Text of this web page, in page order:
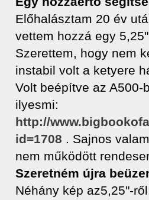
Előhalásztam 20 év
vettem hozzá egy
Szerettem, hogy nem
instabil volt a ketyere
Volt beépítve az A500-
ilyesmi:
http://
id=1708 . Sajnos
nem működött
Szeretném újra
Néhány kép az5,25"-